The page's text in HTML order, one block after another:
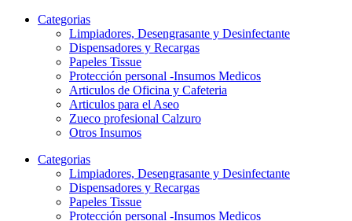
Categorias
Limpiadores, Desengrasante y Desinfectante
Dispensadores y Recargas
Papeles Tissue
Protección personal -Insumos Medicos
Articulos de Oficina y Cafeteria
Articulos para el Aseo
Zueco profesional Calzuro
Otros Insumos
Categorias
Limpiadores, Desengrasante y Desinfectante
Dispensadores y Recargas
Papeles Tissue
Protección personal -Insumos Medicos